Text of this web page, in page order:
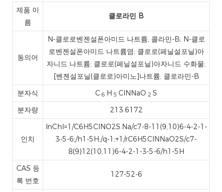
제품 이
름
클로라민 B
동의어
N-클로로벤젠설폰아미드 나트륨; 콜라민-B; N-클로
로벤젠설폰아미드 나트륨염; 클로로(페닐설포닐)아
자니드 나트륨; 클로로(페닐설포닐)아자니드 수화물;
[벤젠설포닐(클로로)아미노]나트륨; 클로라민-B
분자식
C 6 H 5 ClNNaO 2 S
분자량
213.6172
인치
InChI=1/C6H5ClNO2S.Na/c7-8-11(9,10)6-4-2-1-
3-5-6;/h1-5H;/q-1;+1/rC6H5ClNNaO2S/c7-
8(9)12(10,11)6-4-2-1-3-5-6/h1-5H
CAS 등
록 번호
127-52-6